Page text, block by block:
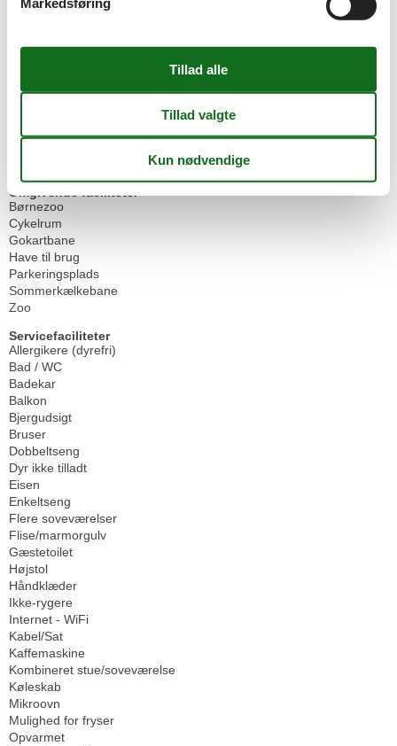
Allergivenlig
Båd/udlejning
Internet i det offentlige område
Svømmepøl
Omgivende faciliteter
Børnezoo
Cykelrum
Gokartbane
Have til brug
Parkeringsplads
Sommerkælkebane
Zoo
Servicefaciliteter
Allergikere (dyrefri)
Bad / WC
Badekar
Balkon
Bjergudsigt
Bruser
Dobbeltseng
Dyr ikke tilladt
Eisen
Enkeltseng
Flere soveværelser
Flise/marmorgulv
Gæstetoilet
Højstol
Håndklæder
Ikke-rygere
Internet - WiFi
Kabel/Sat
Kaffemaskine
Kombineret stue/soveværelse
Køleskab
Mikroovn
Mulighed for fryser
Opvarmet